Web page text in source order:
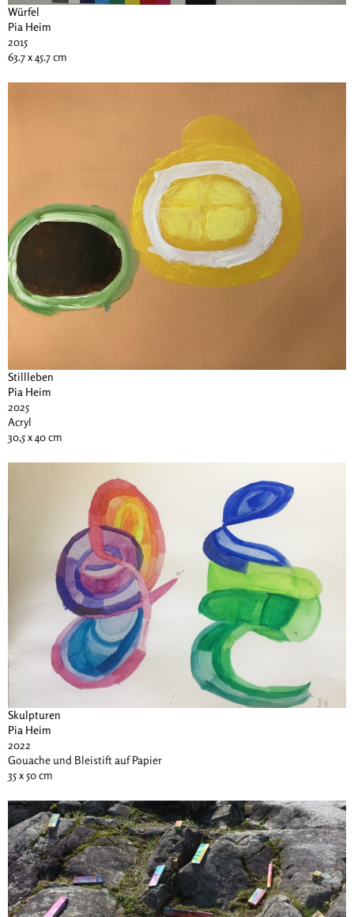
Würfel
Pia Heim
2015
63.7 x 45.7 cm
Stillleben
Pia Heim
2025
Acryl
30,5 x 40 cm
Skulpturen
Pia Heim
2022
Gouache und Bleistift auf Papier
35 x 50 cm